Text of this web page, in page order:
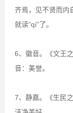
齐焉，见不贤而内
就读“qí”了。
6、徽音。《文王
音：美誉。
7、静嘉。《生民